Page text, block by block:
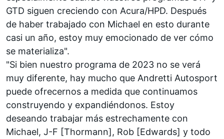
GTD siguen creciendo con Acura/HPD. Después
de haber trabajado con Michael en esto durante
casi un año, estoy muy emocionado de ver cómo
se materializa".
"Si bien nuestro programa de 2023 no se verá
muy diferente, hay mucho que Andretti Autosport
puede ofrecernos a medida que continuamos
construyendo y expandiéndonos. Estoy
deseando trabajar más estrechamente con
Michael, J-F [Thormann], Rob [Edwards] y todo